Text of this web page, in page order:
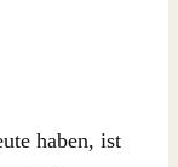
haben, ist